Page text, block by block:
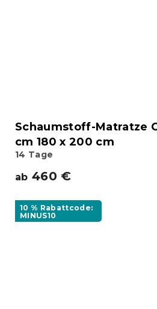
Schaumstoff-Matratze
cm 180 x 200 cm
14 Tage
ab 460 €
10 % Rabattcode:
MINUS10